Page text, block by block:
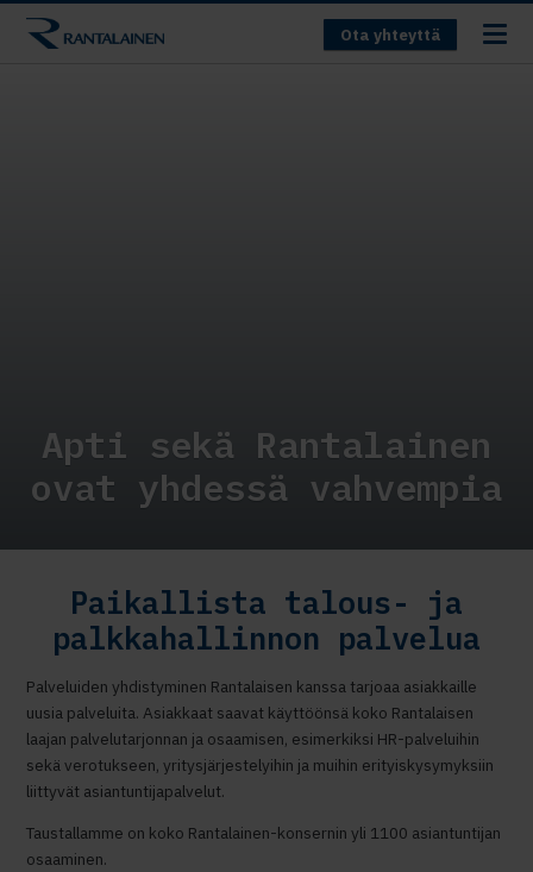
Ota yhteyttä
Apti sekä Rantalainen
ovat yhdessä vahvempia
Paikallista talous- ja
palkkahallinnon palvelua
Palveluiden yhdistyminen Rantalaisen kanssa tarjoaa asiakkaille
uusia palveluita. Asiakkaat saavat käyttöönsä koko Rantalaisen
laajan palvelutarjonnan ja osaamisen, esimerkiksi HR-palveluihin
sekä verotukseen, yritysjärjestelyihin ja muihin erityiskysymyksiin
liittyvät asiantuntijapalvelut.
Taustallamme on koko Rantalainen-konsernin yli 1100 asiantuntijan
osaaminen.